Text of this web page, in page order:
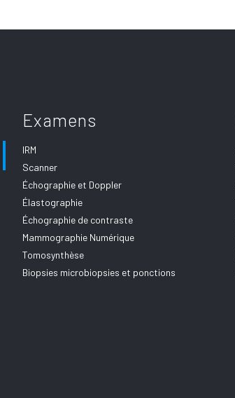
Examens
IRM
Scanner
Échographie et Doppler
Élastographie
Échographie de contraste
Mammographie Numérique
Tomosynthèse
Biopsies microbiopsies et ponctions